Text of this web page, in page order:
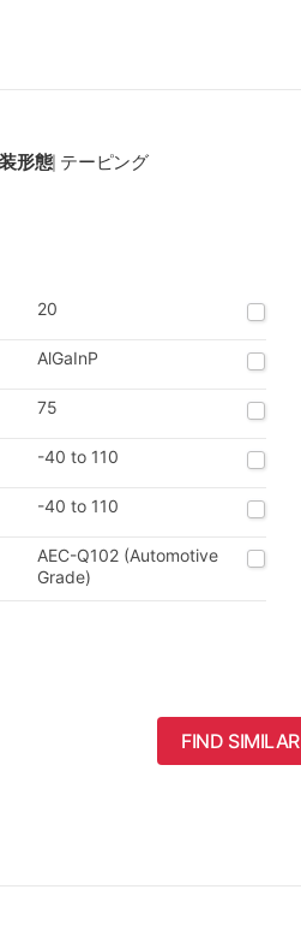
形態| テーピング
20
AlGaInP
75
-40 to 110
-40 to 110
AEC-Q102 (Automotive
Grade)
FIND SIMILAR